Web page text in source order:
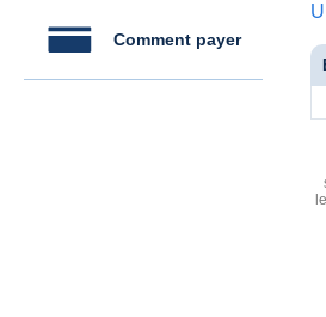
Comment payer